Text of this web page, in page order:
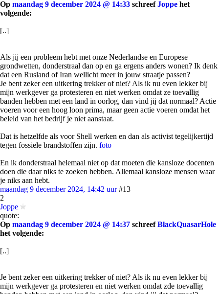
Op maandag 9 december 2024 @ 14:33 schreefJoppe het
volgende:
[..]
Als jij een probleem hebt met onze Nederlandse en Europese
grondwetten, donderstraal dan op en ga ergens anders wonen? Ik denk
dat een Rusland of Iran wellicht meer in jouw straatje passen?
Je bent zeker een uitkering trekker of niet? Als ik nu even lekker bij
mijn werkgever ga protesteren en niet werken omdat ze toevallig
banden hebben met een land in oorlog, dan vind jij dat normaal? Actie
voeren voor een hoog loon prima, maar geen actie voeren omdat het
beleid van het bedrijf je niet aanstaat.
Dat is hetzelfde als voor Shell werken en dan als activist tegelijkertijd
tegen fossiele brandstoffen zijn. foto
En ik donderstraal helemaal niet op dat moeten die kansloze docenten
doen die daar niks te zoeken hebben. Allemaal kansloze mensen waar
je niks aan hebt.
maandag 9 december 2024, 14:42 uur #13
2
Joppe
quote:
Op maandag 9 december 2024 @ 14:37 schreefBlackQuasarHole
het volgende:
[..]
Je bent zeker een uitkering trekker of niet? Als ik nu even lekker bij
mijn werkgever ga protesteren en niet werken omdat zde toevallig